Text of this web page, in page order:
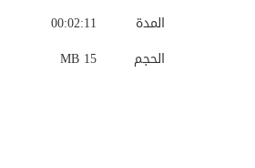
00:02:11
المدة
15 MB
الحجم